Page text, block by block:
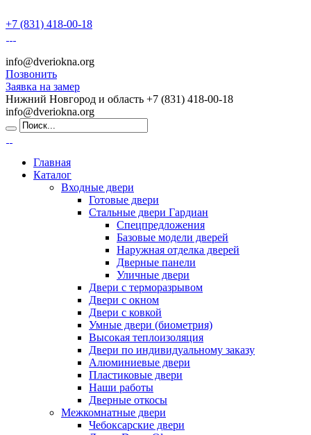
+7 (831) 418-00-18
info@dveriokna.org
Позвонить
Заявка на замер
Нижний Новгород и область +7 (831) 418-00-18
info@dveriokna.org
Главная
Каталог
Входные двери
Готовые двери
Стальные двери Гардиан
Спецпредложения
Базовые модели дверей
Наружная отделка дверей
Дверные панели
Уличные двери
Двери с терморазрывом
Двери с окном
Двери с ковкой
Умные двери (биометрия)
Высокая теплоизоляция
Двери по индивидуальному заказу
Алюминиевые двери
Пластиковые двери
Наши работы
Дверные откосы
Межкомнатные двери
Чебоксарские двери